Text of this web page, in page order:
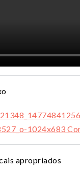
apropriados